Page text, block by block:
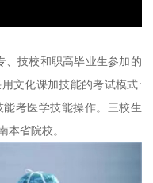
、技校和职高毕业生参加的
文化课加技能的考试模式:
考医学技能操作。三校生
本省院校。